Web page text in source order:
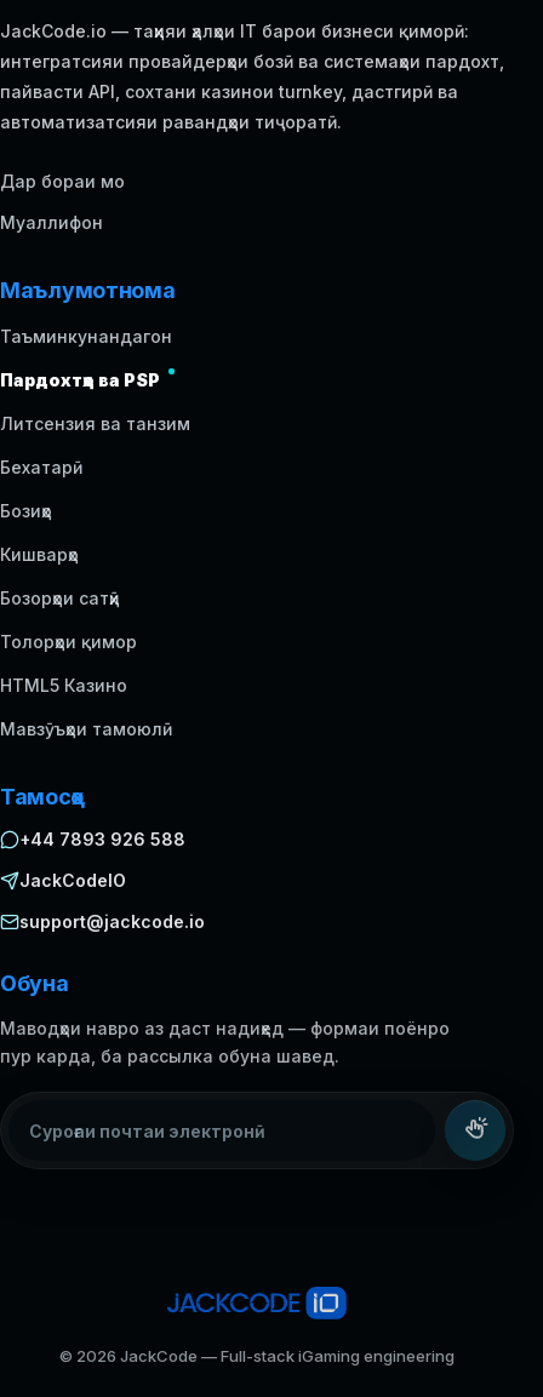
JackCode.io — таҳияи ҳалҳои IT барои бизнеси қиморӣ:
интегратсияи провайдерҳои бозӣ ва системаҳои пардохт,
пайвасти API, сохтани казинои turnkey, дастгирӣ ва
автоматизатсияи равандҳои тиҷоратӣ.
Дар бораи мо
Муаллифон
Маълумотнома
Таъминкунандагон
Пардохтҳо ва PSP
Литсензия ва танзим
Бехатарӣ
Бозиҳо
Кишварҳо
Бозорҳои сатҳӣ
Толорҳои қимор
HTML5 Казино
Мавзӯъҳои тамоюлӣ
Тамосҳо
+44 7893 926 588
JackCodeIO
support@jackcode.io
Обуна
Маводҳои навро аз даст надиҳед — формаи поёнро
пур карда, ба рассылка обуна шавед.
© 2026 JackCode — Full-stack iGaming engineering